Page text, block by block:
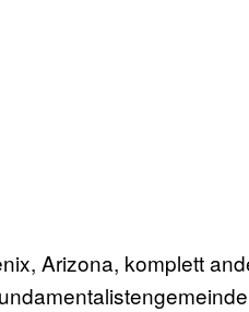
Arizona, komplett